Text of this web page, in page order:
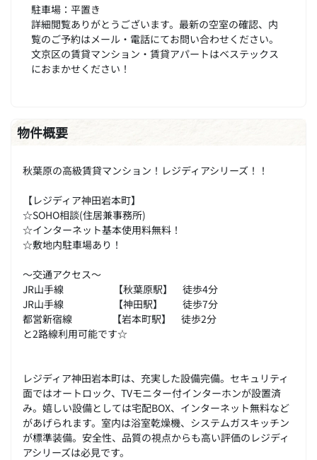
駐車場：平置き
詳細閲覧ありがとうございます。最新の空室の確認、内
覧のご予約はメール・電話にてお問い合わせください。
文京区の賃貸マンション・賃貸アパートはベステックス
におまかせください！
物件概要
秋葉原の高級賃貸マンション！レジディアシリーズ！！
【レジディア神田岩本町】
☆SOHO相談(住居兼事務所)
☆インターネット基本使用料無料！
☆敷地内駐車場あり！
～交通アクセス～
JR山手線 【秋葉原駅】 徒歩4分
JR山手線 【神田駅】 徒歩7分
都営新宿線 【岩本町駅】 徒歩2分
と2路線利用可能です☆
レジディア神田岩本町は、充実した設備完備。セキュリティ
面ではオートロック、TVモニター付インターホンが設置済
み。嬉しい設備としては宅配BOX、インターネット無料など
があげられます。室内は浴室乾燥機、システムガスキッチン
が標準装備。安全性、品質の視点からも高い評価のレジディ
アシリーズは必見です。